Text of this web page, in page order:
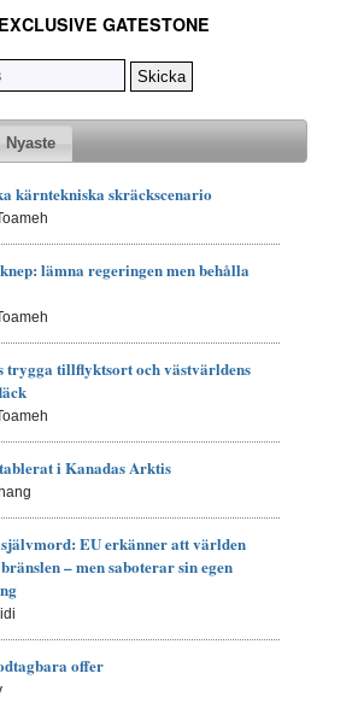
GATESTONE
Nyaste
kärntekniska skräckscenario
lämna regeringen men behålla
trygga tillflyktsort och västvärldens
i Kanadas Arktis
EU erkänner att världen
– men saboterar sin egen
offer